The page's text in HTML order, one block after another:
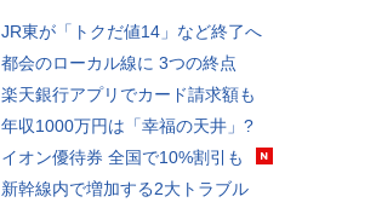
JR東が「トクだ値14」など終了へ
都会のローカル線に 3つの終点
楽天銀行アプリでカード請求額も
年収1000万円は「幸福の天井」?
イオン優待券 全国で10%割引も
新幹線内で増加する2大トラブル